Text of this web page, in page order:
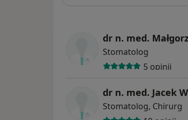
dr n. med.
Stomatolog
5 opinii
dr n. med. Jacek
Stomatolog, Chirurg